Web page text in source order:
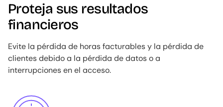
Proteja sus resultados
financieros
Evite la pérdida de horas facturables y la pérdida de
clientes debido a la pérdida de datos o a
interrupciones en el acceso.
Image